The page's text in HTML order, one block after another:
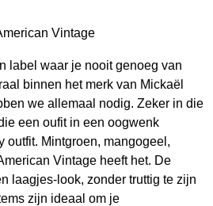
label waar je nooit genoeg van
binnen het merk van Mickaël
we allemaal nodig. Zeker in die
een oufit in een oogwenk
outfit. Mintgroen, mangogeel,
Vintage heeft het. De
laagjes-look, zonder truttig te zijn
zijn ideaal om je